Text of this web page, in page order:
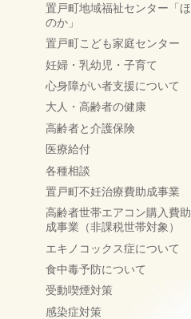
置戸町地域福祉センター「ほ
のか」
置戸町こども家庭センター
妊婦・乳幼児・子育て
心身障がい者支援について
大人・高齢者の健康
高齢者と介護保険
医療給付
各種相談
置戸町不妊治療費助成事業
高齢者世帯エアコン購入費助
成事業（非課税世帯対象）
エキノコックス症について
食中毒予防について
受動喫煙対策
感染症対策